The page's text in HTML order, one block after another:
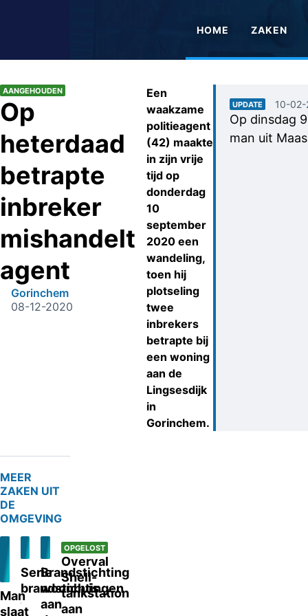
HOME ZAKEN
AANGEHOUDEN
Op
heterdaad
betrapte
inbreker
mishandelt
agent
Gorinchem
08-12-2020
Een
waakzame
politieagent
(42) maakte
in zijn vrije
tijd op
donderdag
10
september
2020 een
wandeling,
toen hij
plotseling
twee
inbrekers
betrapte bij
een woning
aan de
Lingsesdijk
in
Gorinchem.
UPDATE 10-02-
Op dinsdag
man uit
MEER
ZAKEN UIT
DE
OMGEVING
Man
slaat
Serie
brandstichtingen
gorinchem
18-
Brandstichting
woonhuis
aan
OPGELOST
Overval
Shell-
tankstation
aan